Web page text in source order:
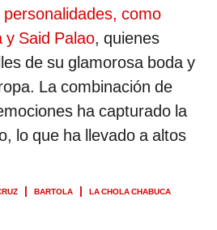
como
y Said Palao, quienes
de su glamorosa boda y
La combinación de
ha capturado la
lo que ha llevado a altos
BARTOLA
LA CHOLA CHABUCA